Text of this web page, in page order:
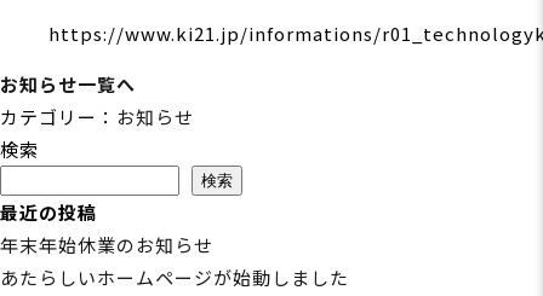
https://www.ki21.jp/informations/
お知らせ一覧へ
カテゴリー： お知らせ
検索
検索
最近の投稿
年末年始休業のお知らせ
あたらしいホームページが始動しました